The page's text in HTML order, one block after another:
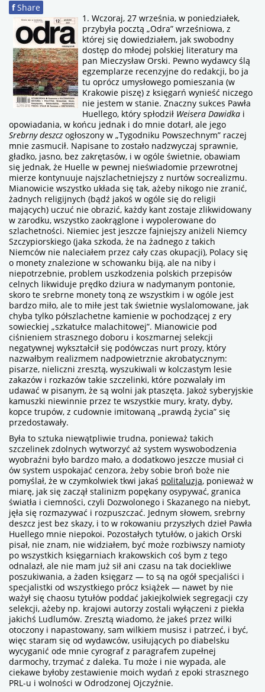
f Share
1. Wczoraj, 27 września, w poniedziałek,
przybyła pocztą „Odra” wrześniowa, z
której się dowiedziałem, jak swobodny
dostęp do młodej polskiej literatury ma
pan Mieczysław Orski. Pewno wydawcy ślą
egzemplarze recenzyjne do redakcji, bo ja
tu oprócz umysłowego pomieszania (w
Krakowie piszę) z księgarń wynieść niczego
nie jestem w stanie. Znaczny sukces Pawła
Huellego, który spłodził Weisera Dawidka i
opowiadania, w końcu jednak i do mnie dotarł, ale jego
Srebrny deszcz ogłoszony w „Tygodniku Powszechnym” raczej
mnie zasmucił. Napisane to zostało nadzwyczaj sprawnie,
gładko, jasno, bez zakrętasów, i w ogóle świetnie, obawiam
się jednak, że Huelle w pewnej nieświadomie przewrotnej
mierze kontynuuje najszlachetniejszy z nurtów socrealizmu.
Mianowicie wszystko układa się tak, ażeby nikogo nie zranić,
żadnych religijnych (bądź jakoś w ogóle się do religii
mających) uczuć nie obrazić, każdy kant zostaje zlikwidowany
w zarodku, wszystko zaokrąglone i wypolerowane do
szlachetności. Niemiec jest jeszcze fajniejszy aniżeli Niemcy
Szczypiorskiego (jaka szkoda, że na żadnego z takich
Niemców nie naleciałem przez cały czas okupacji), Polacy się
o monety znalezione w schowanku biją, ale na niby i
niepotrzebnie, problem uszkodzenia polskich przepisów
celnych likwiduje prędko dziura w nadymanym pontonie,
skoro te srebrne monety toną ze wszystkim i w ogóle jest
bardzo miło, ale to miłe jest tak świetnie wyslalomowane, jak
chyba tylko półszlachetne kamienie w pochodzącej z ery
sowieckiej „szkatułce malachitowej”. Mianowicie pod
ciśnieniem strasznego doboru i koszmarnej selekcji
negatywnej wykształcił się podówczas nurt prozy, który
nazwałbym realizmem nadpowietrznie akrobatycznym:
pisarze, nieliczni zresztą, wyszukiwali w kolczastym lesie
zakazów i rozkazów takie szczelinki, które pozwalały im
udawać w pisanym, że są wolni jak ptaszęta. Jakoż syberyjskie
kamuszki niewinnie przez te wszystkie mury, kraty, dyby,
kopce trupów, z cudownie imitowaną „prawdą życia” się
przedostawały.
Była to sztuka niewątpliwie trudna, ponieważ takich
szczelinek zdolnych wytworzyć aż system wyswobodzenia
wyobraźni było bardzo mało, a dodatkowo jeszcze musiał ci
ów system uspokajać cenzora, żeby sobie broń boże nie
pomyślał, że w czymkolwiek tkwi jakaś politaluzja, ponieważ w
miarę, jak się zaczął stalinizm popękany osypywać, granica
światła i ciemności, czyli Dozwolonego i Skazanego na niebyt,
jęła się rozmazywać i rozpuszczać. Jednym słowem, srebrny
deszcz jest bez skazy, i to w rokowaniu przyszłych dzieł Pawła
Huellego mnie niepokoi. Pozostałych tytułów, o jakich Orski
pisał, nie znam, nie widziałem, być może rozbiwszy namioty
po wszystkich księgarniach krakowskich coś bym z tego
odnalazł, ale nie mam już sił ani czasu na tak dociekliwe
poszukiwania, a żaden księgarz — to są na ogół specjaliści i
specjalistki od wszystkiego prócz książek — nawet by nie
ważył się chaosu tytułów poddać jakiejkolwiek segregacji czy
selekcji, ażeby np. krajowi autorzy zostali wyłączeni z piekła
jakichś Ludlumów. Zresztą wiadomo, że jakeś przez wilki
otoczony i napastowany, sam wilkiem musisz i patrzeć, i być,
więc staram się od wydawców, usiłujących po diabelsku
wycyganić ode mnie cyrograf z paragrafem zupełnej
darmochy, trzymać z daleka. Tu może i nie wypada, ale
ciekawe byłoby zestawienie moich wydań z epoki strasznego
PRL-u i wolności w Odrodzonej Ojczyźnie.